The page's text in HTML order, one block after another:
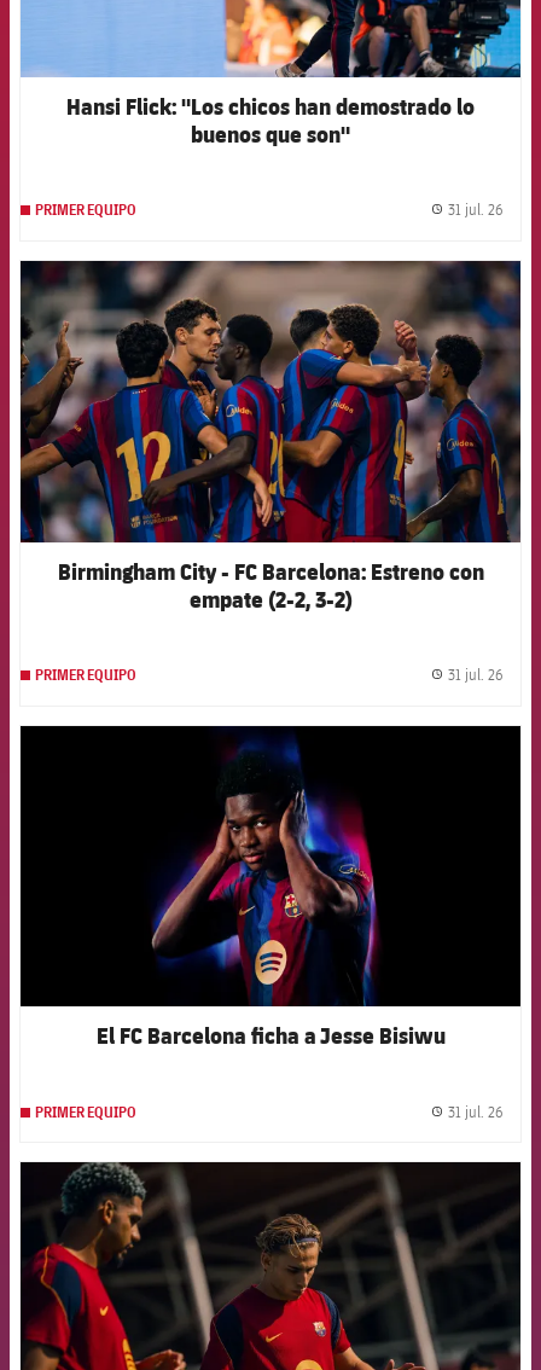
Hansi Flick: "Los chicos han demostrado lo
buenos que son"
PRIMER EQUIPO 31 jul. 26
FCB Barcelona badge
Birmingham City - FC Barcelona: Estreno con
empate (2-2, 3-2)
PRIMER EQUIPO 31 jul. 26
FCB Barcelona badge
El FC Barcelona ficha a Jesse Bisiwu
PRIMER EQUIPO 31 jul. 26
FCB Barcelona badge